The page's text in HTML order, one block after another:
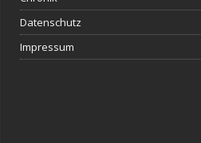
Datenschutz
Impressum